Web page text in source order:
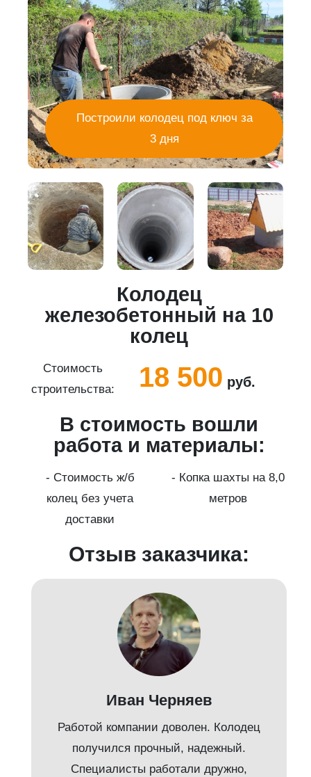
Построили колодец под ключ за
3 дня
Колодец
железобетонный на 10
колец
Стоимость
строительства:
18 500 руб.
В стоимость вошли
работа и материалы:
- Стоимость ж/б
колец без учета
доставки
- Копка шахты на 8,0
метров
Отзыв заказчика:
Иван Черняев
Работой компании доволен. Колодец
получился прочный, надежный.
Специалисты работали дружно,